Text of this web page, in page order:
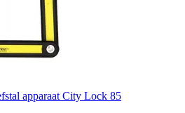
apparaat City Lock 85